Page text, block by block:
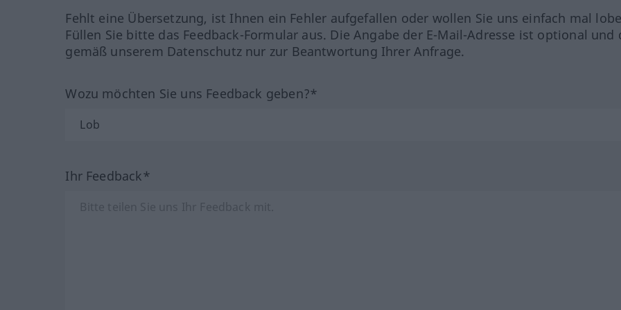
Fehlt eine Übersetzung, ist Ihnen ein Fehler aufgefallen oder wollen Sie uns einfach mal
Füllen Sie bitte das Feedback-Formular aus. Die Angabe der E-Mail-Adresse ist optional und
gemäß unserem Datenschutz nur zur Beantwortung Ihrer Anfrage.
Wozu möchten Sie uns Feedback geben?*
Ihr Feedback*